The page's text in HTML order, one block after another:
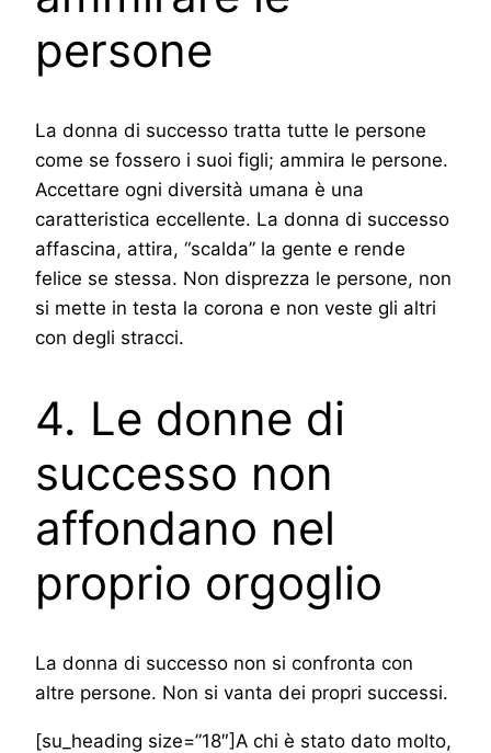
persone
La donna di successo tratta tutte le persone
come se fossero i suoi figli; ammira le persone.
Accettare ogni diversità umana è una
caratteristica eccellente. La donna di successo
affascina, attira, “scalda” la gente e rende
felice se stessa. Non disprezza le persone, non
si mette in testa la corona e non veste gli altri
con degli stracci.
4. Le donne di
successo non
affondano nel
proprio orgoglio
La donna di successo non si confronta con
altre persone. Non si vanta dei propri successi.
[su_heading size=”18″]A chi è stato dato molto,